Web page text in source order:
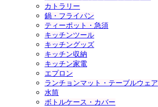
カトラリー
鍋・フライパン
ティーポット・急須
キッチンツール
キッチングッズ
キッチン収納
キッチン家電
エプロン
ランチョンマット・テーブルウェア
水筒
ボトルケース・カバー